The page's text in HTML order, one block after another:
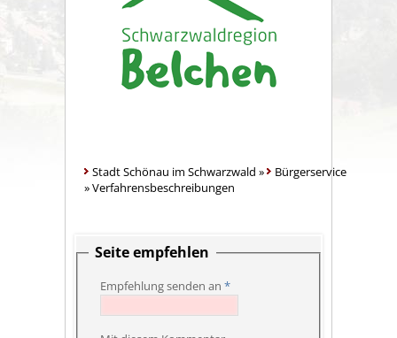
Stadt Schönau im Schwarzwald »
Bürgerservice
»Verfahrensbeschreibungen
Seite empfehlen
Empfehlung senden an *